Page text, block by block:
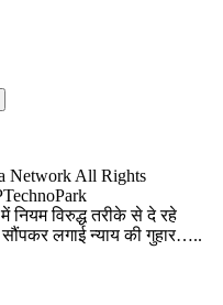
Network All Rights
में नियम विरुद्ध तरीके से दे रहे
लगाई न्याय की गुहार…..